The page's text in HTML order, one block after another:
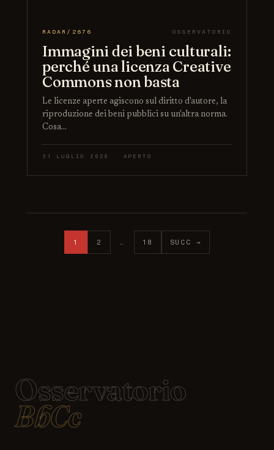
RADAR/2676 OSSERVATORIO
Immagini dei beni culturali:
perché una licenza Creative
Commons non basta
Le licenze aperte agiscono sul diritto d'autore, la
riproduzione dei beni pubblici su un'altra norma.
Cosa…
31 LUGLIO 2026 · APERTO
Paginazione degli articoli
1 2 18 SUCC →
Osservatorio
BbCc